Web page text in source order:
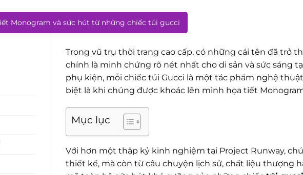
Monogram và sức hút từ những chiếc túi gucci
Trong vũ trụ thời trang cao cấp, có những cái tên đã trở
chính là minh chứng rõ nét nhất cho di sản và sức sáng
phụ kiện, mỗi chiếc túi Gucci là một tác phẩm nghệ
biệt là khi chúng được khoác lên mình họa tiết
Mục lục
Với hơn một thập kỷ kinh nghiệm tại Project Runway,
thiết kế, mà còn từ câu chuyện lịch sử, chất liệu thượng